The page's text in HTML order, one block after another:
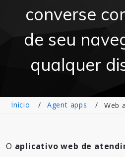
converse
de seu
qualquer
Início Agent apps Web
O aplicativo web de